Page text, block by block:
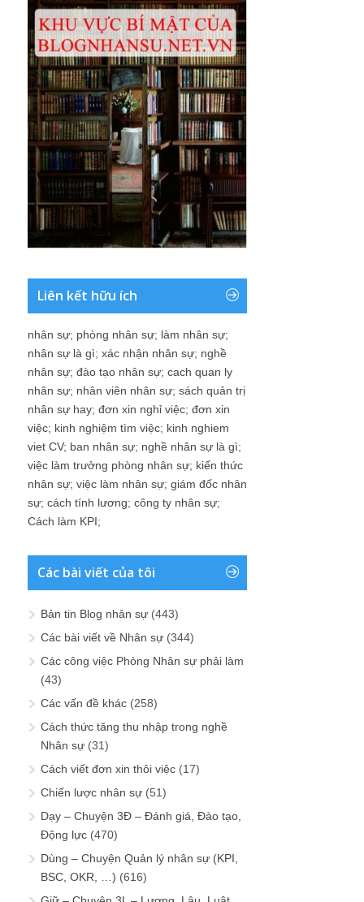
Liên kết hữu ích
nhân sự; phòng nhân sự; làm nhân sự;
nhân sự là gì; xác nhận nhân sự; nghề
nhân sự; đào tạo nhân sự; cach quan ly
nhân sự; nhân viên nhân sự; sách quản trị
nhân sự hay; đơn xin nghỉ việc; đơn xin
việc; kinh nghiệm tìm việc; kinh nghiem
viet CV; ban nhân sự; nghề nhân sự là gì;
việc làm trưởng phòng nhân sự; kiến thức
nhân sự; việc làm nhân sự; giám đốc nhân
sự; cách tính lương; công ty nhân sự;
Cách làm KPI;
Các bài viết của tôi
Bản tin Blog nhân sự (443)
Các bài viết về Nhân sự (344)
Các công việc Phòng Nhân sự phải làm
(43)
Các vấn đề khác (258)
Cách thức tăng thu nhập trong nghề
Nhân sự (31)
Cách viết đơn xin thôi việc (17)
Chiến lược nhân sự (51)
Dạy – Chuyện 3Đ – Đánh giá, Đào tạo,
Động lực (470)
Dùng – Chuyện Quản lý nhân sự (KPI,
BSC, OKR, …) (616)